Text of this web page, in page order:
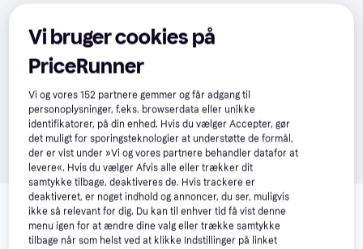
Relaterede produkter
Se vores forslag til andre produkter, der matcher dine
interesser. Vis alle
Vi bruger cookies på
PriceRunner
Vi og vores152 partnere gemmer og får adgang til
personoplysninger, f.eks. browserdata eller unikke
identifikatorer, på din enhed. Hvis du vælger Accepter, gør
det muligt for sporingsteknologier at understøtte de formål,
der er vist under »Vi og vores partnere behandler datafor at
levere«. Hvis du vælger Afvis alle eller trækker dit
samtykke tilbage, deaktiveres de. Hvis trackere er
deaktiveret, er noget indhold og annoncer, du ser, muligvis
ikke så relevant for dig. Du kan til enhver tid få vist denne
menu igen for at ændre dine valg eller trække samtykke
tilbage når som helst ved at klikke Indstillinger på linket